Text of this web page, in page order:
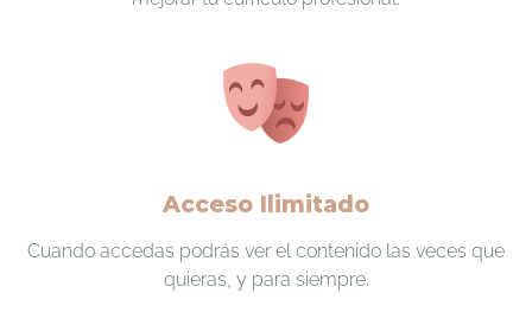
Acceso Ilimitado
Cuando accedas podrás ver el contenido las veces que
quieras, y para siempre.